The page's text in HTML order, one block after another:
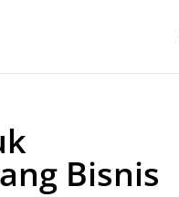
Bisnis